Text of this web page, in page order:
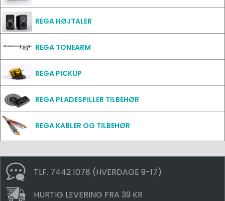
REGA HØJTALER
REGA TONEARM
REGA PICKUP
REGA PLADESPILLER TILBEHØR
REGA KABLER OG TILBEHØR
TLF. 7442 1078 (HVERDAGE 9-17)
HURTIG LEVERING FRA 39 KR